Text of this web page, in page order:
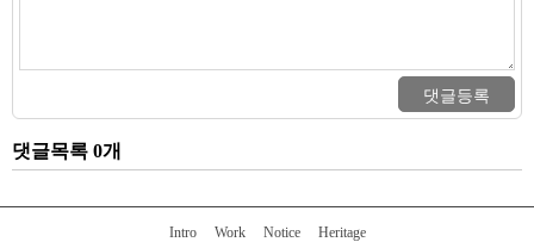
댓글목록 0개
Intro Work Notice Heritage